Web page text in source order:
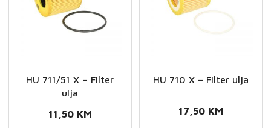
HU 711/51 X – Filter
ulja
11,50 KM
HU 710 X – Filter ulja
17,50 KM